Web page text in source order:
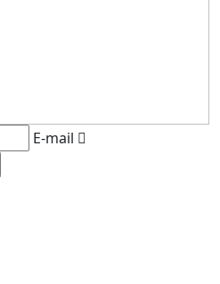
E-mail